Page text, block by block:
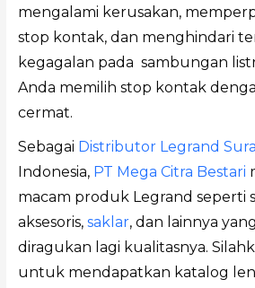
mengalami kerusakan,
stop kontak, dan menghindari
kegagalan pada sambungan
Anda memilih stop kontak
cermat.
Sebagai Distributor Legrand
Indonesia,PT Mega Citra Bestari
macam produk Legrand seperti
aksesoris,saklar, dan lainnya
diragukan lagi kualitasnya.
untuk mendapatkan katalog